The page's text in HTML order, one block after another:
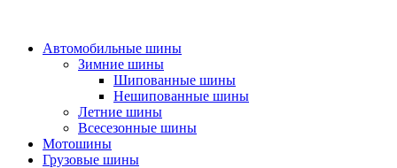
Автомобильные шины
Зимние шины
Шипованные шины
Нешипованные шины
Летние шины
Всесезонные шины
Мотошины
Грузовые шины